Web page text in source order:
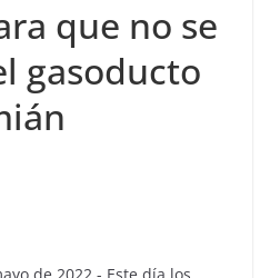
que no se
gasoducto